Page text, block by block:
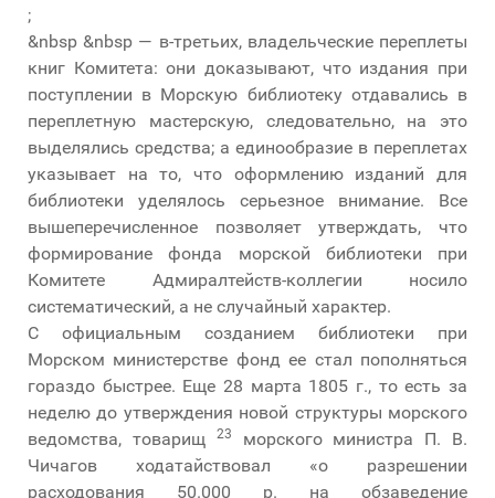
;
&nbsp &nbsp — в-третьих, владельческие переплеты
книг Комитета: они доказывают, что издания при
поступлении в Морскую библиотеку отдавались в
переплетную мастерскую, следовательно, на это
выделялись средства; а единообразие в переплетах
указывает на то, что оформлению изданий для
библиотеки уделялось серьезное внимание. Все
вышеперечисленное позволяет утверждать, что
формирование фонда морской библиотеки при
Комитете Адмиралтейств-коллегии носило
систематический, а не случайный характер.
С официальным созданием библиотеки при
Морском министерстве фонд ее стал пополняться
гораздо быстрее. Еще 28 марта 1805 г., то есть за
неделю до утверждения новой структуры морского
ведомства, товарищ
23
морского министра П. В.
Чичагов ходатайствовал «о разрешении
расходования 50.000 р. на обзаведение